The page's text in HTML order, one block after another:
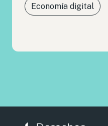
Economía digital